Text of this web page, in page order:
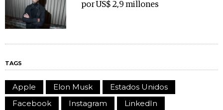
por US$ 2,9 millones
TAGS
Apple Elon Musk
Estados Unidos
Facebook
Instagram
LinkedIn